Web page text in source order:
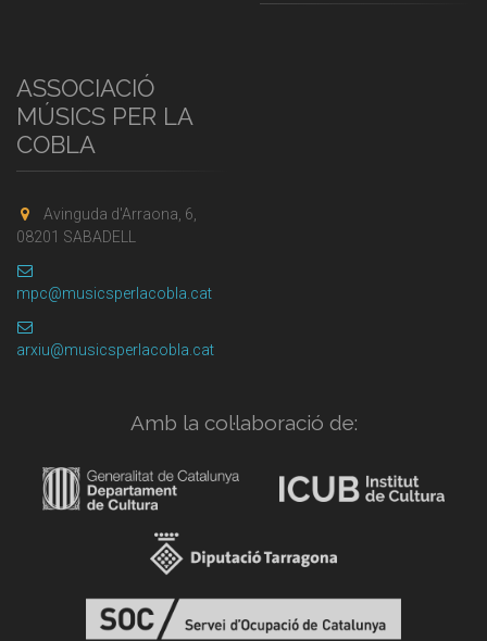
ASSOCIACIÓ
MÚSICS PER LA
COBLA
Avinguda d'Arraona, 6,
08201 SABADELL
mpc@musicsperlacobla.cat
arxiu@musicsperlacobla.cat
Amb la col·laboració de: